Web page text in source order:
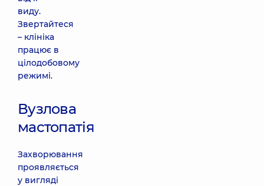
виду.
Звертайтеся
– клініка
працює в
цілодобовому
режимі.
Вузлова
мастопатія
Захворювання
проявляється
у вигляді